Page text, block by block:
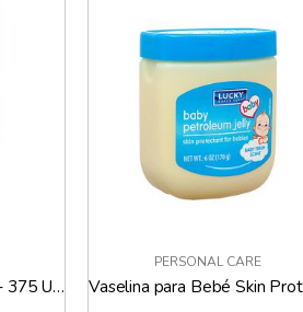
Cotton Swabs Clarisse - 375 Und
PERSONAL CARE